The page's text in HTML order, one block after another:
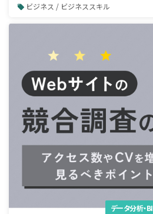
ビジネス / ビジネススキル
データ分析・BI